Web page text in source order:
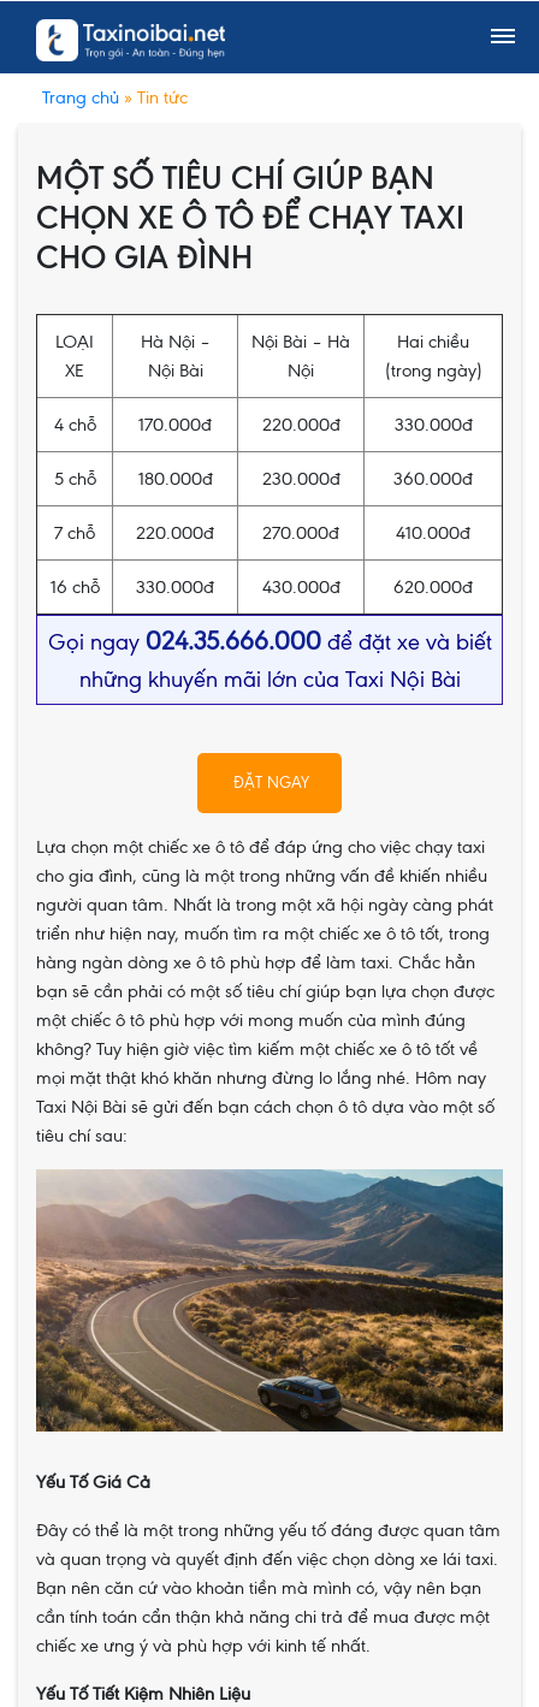
Trang chủ » Tin tức
MỘT SỐ TIÊU CHÍ GIÚP BẠN
CHỌN XE Ô TÔ ĐỂ CHẠY TAXI
CHO GIA ĐÌNH
LOẠI
XE
Hà Nội –
Nội Bài
Nội Bài – Hà
Nội
Hai chiều
(trong ngày)
4 chỗ 170.000đ 220.000đ 330.000đ
5 chỗ 180.000đ 230.000đ 360.000đ
7 chỗ 220.000đ 270.000đ 410.000đ
16 chỗ 330.000đ 430.000đ 620.000đ
Gọi ngay 024.35.666.000để đặt xe và biết
những khuyến mãi lớn của Taxi Nội Bài
ĐẶT NGAY
Lựa chọn một chiếc xe ô tô để đáp ứng cho việc chạy taxi
cho gia đình, cũng là một trong những vấn đề khiến nhiều
người quan tâm. Nhất là trong một xã hội ngày càng phát
triển như hiện nay, muốn tìm ra một chiếc xe ô tô tốt, trong
hàng ngàn dòng xe ô tô phù hợp để làm taxi. Chắc hẳn
bạn sẽ cần phải có một số tiêu chí giúp bạn lựa chọn được
một chiếc ô tô phù hợp với mong muốn của mình đúng
không? Tuy hiện giờ việc tìm kiếm một chiếc xe ô tô tốt về
mọi mặt thật khó khăn nhưng đừng lo lắng nhé. Hôm nay
Taxi Nội Bài sẽ gửi đến bạn cách chọn ô tô dựa vào một số
tiêu chí sau:
Yếu Tố Giá Cả
Đây có thể là một trong những yếu tố đáng được quan tâm
và quan trọng và quyết định đến việc chọn dòng xe lái taxi.
Bạn nên căn cứ vào khoản tiền mà mình có, vậy nên bạn
cần tính toán cẩn thận khả năng chi trả để mua được một
chiếc xe ưng ý và phù hợp với kinh tế nhất.
Yếu Tố Tiết Kiệm Nhiên Liệu